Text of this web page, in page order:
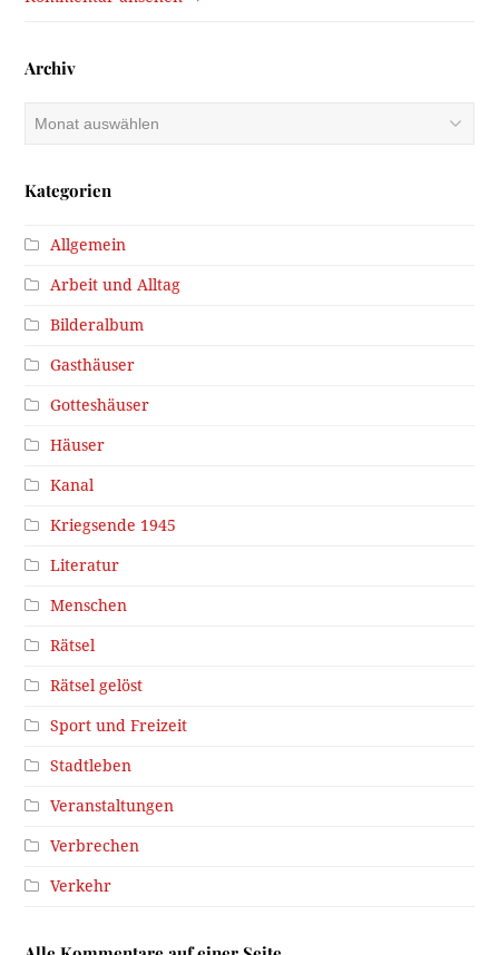
Archiv
Archiv
Kategorien
Allgemein
Arbeit und Alltag
Bilderalbum
Gasthäuser
Gotteshäuser
Häuser
Kanal
Kriegsende 1945
Literatur
Menschen
Rätsel
Rätsel gelöst
Sport und Freizeit
Stadtleben
Veranstaltungen
Verbrechen
Verkehr